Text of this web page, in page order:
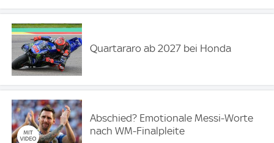
Quartararo ab 2027 bei Honda
Abschied? Emotionale Messi-Worte
nach WM-Finalpleite